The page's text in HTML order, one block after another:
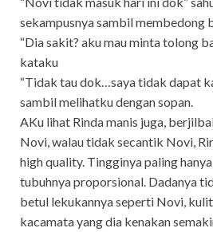
sekampusnya sambil membedong
“Dia sakit? aku mau minta tolong
kataku
“Tidak tau dok…saya tidak dapat
sambil melihatku dengan sopan.
AKu lihat Rinda manis juga,
Novi, walau tidak secantik Novi,
high quality. Tingginya paling
tubuhnya proporsional. Dadanya
betul lekukannya seperti Novi,
kacamata yang dia kenakan